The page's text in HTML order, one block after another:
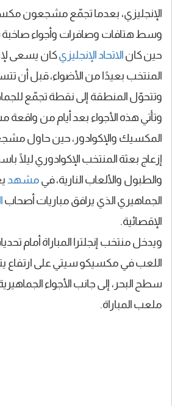
الإنجليزي، بعدما تجمّع مشجعون
وسط هتافات وصافرات وأجواء صاخبة
حين كان الاتحاد الإنجليزيكان يسعى
المنتخب بعيدًا من الأضواء، قبل أن
وتتحوّل المنطقة إلى نقطة تجمّع
وتأتي هذه الأجواء بعد أيام من
المكسيك والإكوادور، حين حاول
إزعاج بعثة المنتخب الإكوادوري ليلًا
والطبول والألعاب النارية، في مشهد
الجماهيري الذي يرافق مباريات أصحاب
الإقصائية.
ويدخل منتخب إنجلترا المباراة أمام
سطح البحر، إلى جانب الأجواء
ملعب المباراة.